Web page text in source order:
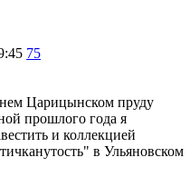
75
Царицынском пруду
прошлого года я
и коллекцией
в Ульяновском